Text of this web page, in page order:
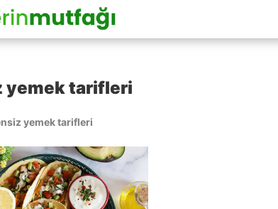
yemek tarifleri
yemek tarifleri